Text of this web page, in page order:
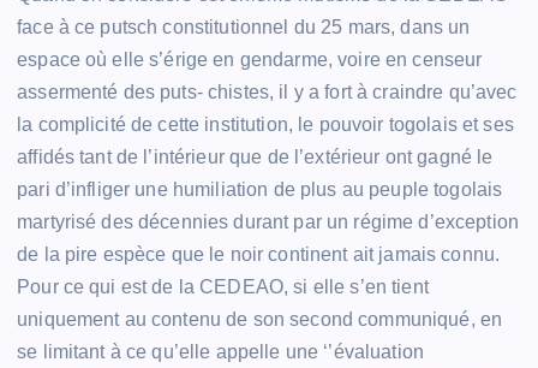
face à ce putsch constitutionnel du 25 mars, dans un
espace où elle s’érige en gendarme, voire en censeur
assermenté des puts- chistes, il y a fort à craindre qu’avec
la complicité de cette institution, le pouvoir togolais et ses
affidés tant de l’intérieur que de l’extérieur ont gagné le
pari d’infliger une humiliation de plus au peuple togolais
martyrisé des décennies durant par un régime d’exception
de la pire espèce que le noir continent ait jamais connu.
Pour ce qui est de la CEDEAO, si elle s’en tient
uniquement au contenu de son second communiqué, en
se limitant à ce qu’elle appelle une ‘’évaluation